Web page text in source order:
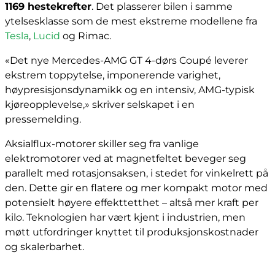
1169 hestekrefter. Det plasserer bilen i samme
ytelsesklasse som de mest ekstreme modellene fra
Tesla, Lucid og Rimac.
«Det nye Mercedes-AMG GT 4-dørs Coupé leverer
ekstrem toppytelse, imponerende varighet,
høypresisjonsdynamikk og en intensiv, AMG-typisk
kjøreopplevelse,» skriver selskapet i en
pressemelding.
Aksialflux-motorer skiller seg fra vanlige
elektromotorer ved at magnetfeltet beveger seg
parallelt med rotasjonsaksen, i stedet for vinkelrett på
den. Dette gir en flatere og mer kompakt motor med
potensielt høyere effekttetthet – altså mer kraft per
kilo. Teknologien har vært kjent i industrien, men
møtt utfordringer knyttet til produksjonskostnader
og skalerbarhet.